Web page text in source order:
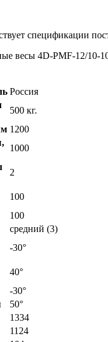
спецификации
весы 4D-PMF-12/10-
Россия
500 кг.
1200
1000
2
100
100
средний (3)
-30°
40°
-30°
50°
1334
1124